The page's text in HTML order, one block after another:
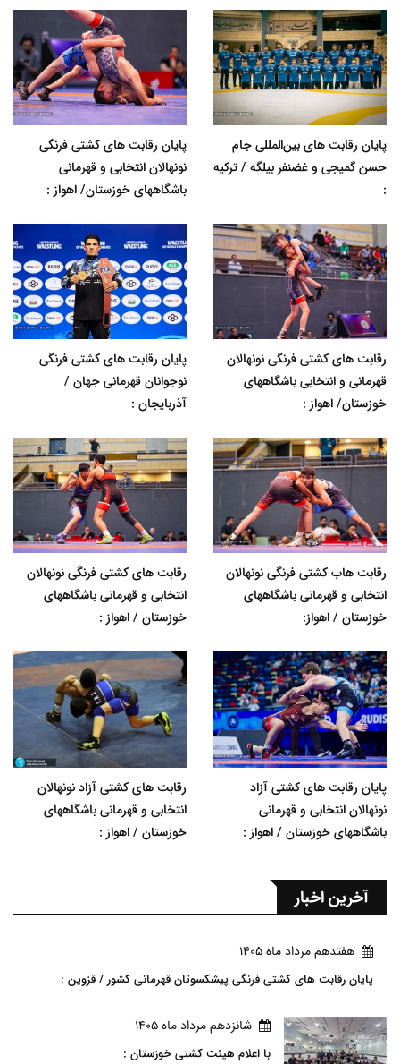
پایان رقابت های بین‌المللی جام
حسن گمیجی و غضنفر بیلگه / ترکیه
:
پایان رقابت های کشتی فرنگی
نونهالان انتخابی و قهرمانی
باشگاههای خوزستان/ اهواز :
رقابت های کشتی فرنگی نونهالان
قهرمانی و انتخابی باشگاههای
خوزستان/ اهواز :
پایان رقابت های کشتی فرنگی
نوجوانان قهرمانی جهان /
آذربایجان :
رقابت هاب کشتی فرنگی نونهالان
انتخابی و قهرمانی باشگاههای
خوزستان / اهواز:
رقابت های کشتی فرنگی نونهالان
انتخابی و قهرمانی باشگاههای
خوزستان / اهواز :
پایان رقابت های کشتی آزاد
نونهالان انتخابی و قهرمانی
باشگاههای خوزستان / اهواز :
رقابت های کشتی آزاد نونهالان
انتخابی و قهرمانی باشگاههای
خوزستان / اهواز :
آخرین اخبار
هفتدهم مرداد ماه 1405
پایان رقابت های کشتی فرنگی پیشکسوتان قهرمانی کشور / قزوین :
شانزدهم مرداد ماه 1405
با اعلام هیئت کشتی خوزستان :